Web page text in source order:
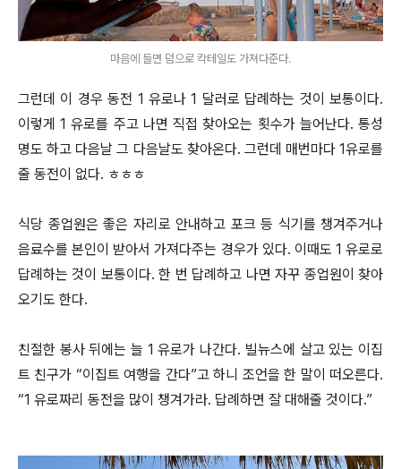
마음에 들면 덤으로 칵테일도 가져다준다.
그런데 이 경우 동전 1 유로나 1 달러로 답례하는 것이 보통이다.
이렇게 1 유로를 주고 나면 직접 찾아오는 횟수가 늘어난다. 통성
명도 하고 다음날 그 다음날도 찾아온다. 그런데 매번마다 1유로를
줄 동전이 없다. ㅎㅎㅎ
식당 종업원은 좋은 자리로 안내하고 포크 등 식기를 챙겨주거나
음료수를 본인이 받아서 가져다주는 경우가 있다. 이때도 1 유로로
답례하는 것이 보통이다. 한 번 답례하고 나면 자꾸 종업원이 찾아
오기도 한다.
친절한 봉사 뒤에는 늘 1 유로가 나간다. 빌뉴스에 살고 있는 이집
트 친구가 “이집트 여행을 간다”고 하니 조언을 한 말이 떠오른다.
“1 유로짜리 동전을 많이 챙겨가라. 답례하면 잘 대해줄 것이다.”